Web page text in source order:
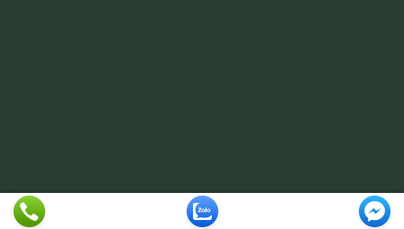
© 2026 Thiết bị Vệ Sinh Nhật Minh . All rights reserved.